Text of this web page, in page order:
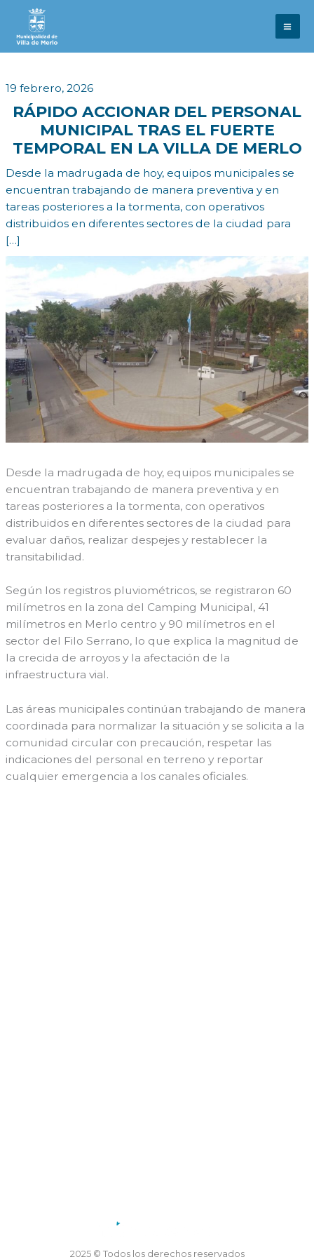
contenido
19 febrero, 2026
RÁPIDO ACCIONAR DEL PERSONAL
MUNICIPAL TRAS EL FUERTE
TEMPORAL EN LA VILLA DE MERLO
Desde la madrugada de hoy, equipos municipales se
encuentran trabajando de manera preventiva y en
tareas posteriores a la tormenta, con operativos
distribuidos en diferentes sectores de la ciudad para
[…]
Desde la madrugada de hoy, equipos municipales se
encuentran trabajando de manera preventiva y en
tareas posteriores a la tormenta, con operativos
distribuidos en diferentes sectores de la ciudad para
evaluar daños, realizar despejes y restablecer la
transitabilidad.
Según los registros pluviométricos, se registraron 60
milímetros en la zona del Camping Municipal, 41
milímetros en Merlo centro y 90 milímetros en el
sector del Filo Serrano, lo que explica la magnitud de
la crecida de arroyos y la afectación de la
infraestructura vial.
Las áreas municipales continúan trabajando de manera
coordinada para normalizar la situación y se solicita a la
comunidad circular con precaución, respetar las
indicaciones del personal en terreno y reportar
cualquier emergencia a los canales oficiales.
2025 © Todos los derechos reservados